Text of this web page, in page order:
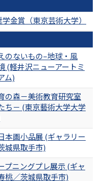
金賞（東京芸術大学）
のないもの–地球・風
(軽井沢ニューアートミ
ム)
の森－美術教育研究室
ち－ (東京藝術大学大学
本画小品展 (ギャラリー
城県取手市)
プニングプレ展示 (ギャ
桃／茨城県取手市)